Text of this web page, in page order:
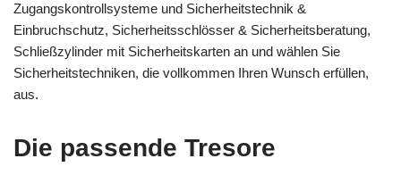
Zugangskontrollsysteme und Sicherheitstechnik &
Einbruchschutz, Sicherheitsschlösser & Sicherheitsberatung,
Schließzylinder mit Sicherheitskarten an und wählen Sie
Sicherheitstechniken, die vollkommen Ihren Wunsch erfüllen,
aus.
Die passende Tresore